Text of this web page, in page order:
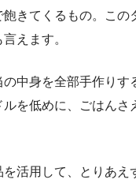
きてくるもの。この
えます。
の中身を全部手作りす
を低めに、ごはんさ
活用して、とりあえ